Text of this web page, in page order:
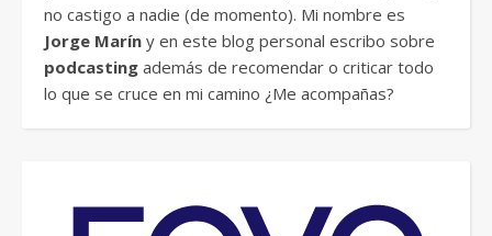
no castigo a nadie (de momento). Mi nombre es
Jorge Marín y en este blog personal escribo sobre
podcasting además de recomendar o criticar todo
lo que se cruce en mi camino ¿Me acompañas?